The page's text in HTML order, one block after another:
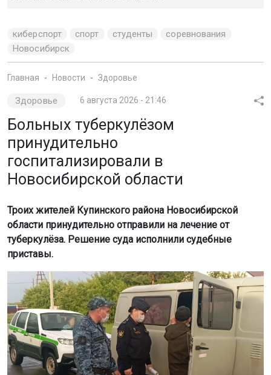
киберспорт спорт студенты
соревнования
Новосибирск
Главная Новости Здоровье
Здоровье 6 августа 2026 - 21:46
Больных туберкулёзом
принудительно
госпитализировали в
Новосибирской области
Троих жителей Купинского района Новосибирской
области принудительно отправили на лечение от
туберкулёза. Решение суда исполнили судебные
приставы.